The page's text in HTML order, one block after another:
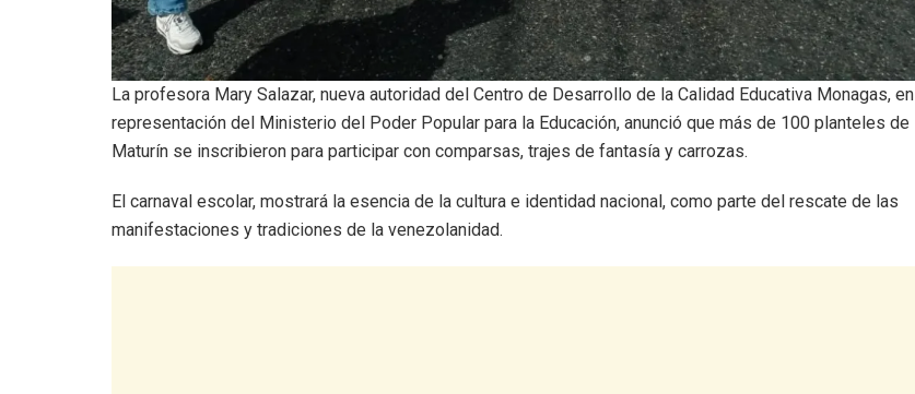
La profesora Mary Salazar, nueva autoridad del Centro de Desarrollo de la Calidad Educativa Monagas, en
representación del Ministerio del Poder Popular para la Educación, anunció que más de 100 planteles de
Maturín se inscribieron para participar con comparsas, trajes de fantasía y carrozas.
El carnaval escolar, mostrará la esencia de la cultura e identidad nacional, como parte del rescate de las
manifestaciones y tradiciones de la venezolanidad.